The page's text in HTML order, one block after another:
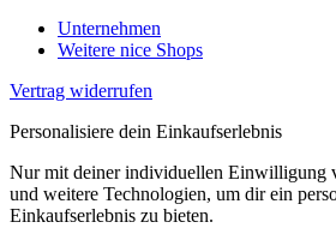
Unternehmen
Weitere nice Shops
Vertrag widerrufen
Personalisiere dein Einkaufserlebnis
Nur mit deiner individuellen Einwilligung
und weitere Technologien, um dir ein
Einkaufserlebnis zu bieten.